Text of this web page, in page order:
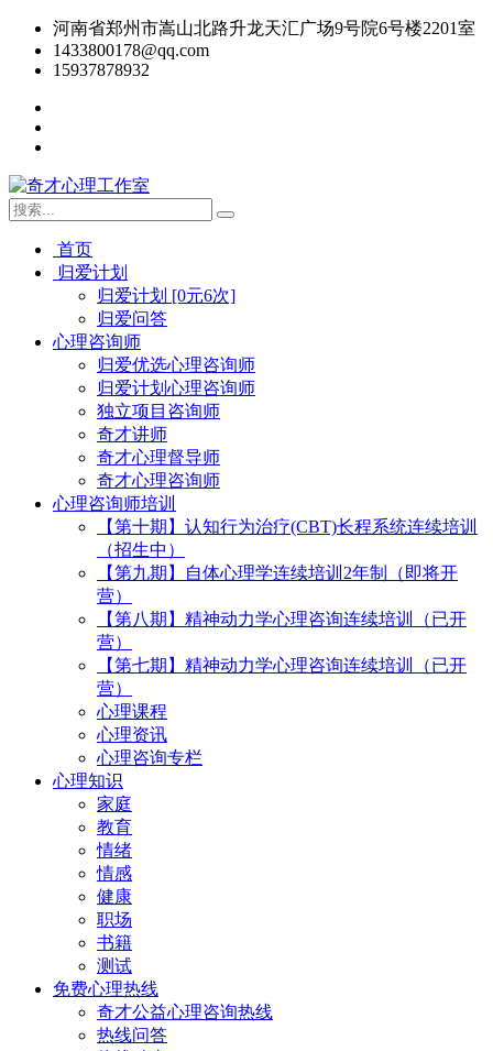
河南省郑州市嵩山北路升龙天汇广场9号院6号楼2201室
1433800178@qq.com
15937878932
首页
归爱计划
归爱计划 [0元6次]
归爱问答
心理咨询师
归爱优选心理咨询师
归爱计划心理咨询师
独立项目咨询师
奇才讲师
奇才心理督导师
奇才心理咨询师
心理咨询师培训
【第十期】认知行为治疗(CBT)长程系统连续培训
（招生中）
【第九期】自体心理学连续培训2年制（即将开
营）
【第八期】精神动力学心理咨询连续培训（已开
营）
【第七期】精神动力学心理咨询连续培训（已开
营）
心理课程
心理资讯
心理咨询专栏
心理知识
家庭
教育
情绪
情感
健康
职场
书籍
测试
免费心理热线
奇才公益心理咨询热线
热线问答